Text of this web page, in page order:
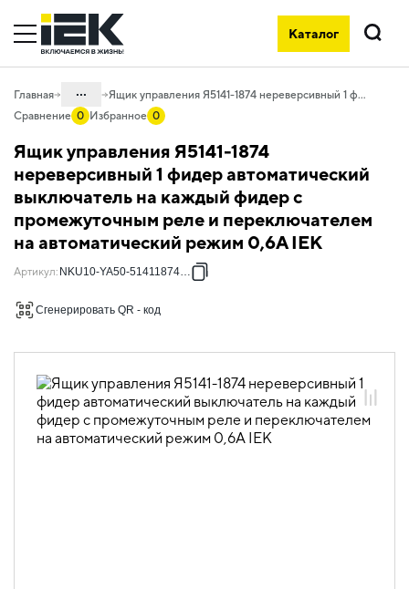
Каталог
Поиск
Главная ...
50. Типовые решения НКУ
50.10 Ящики управления
50.10.01 НКУ ящики управления
электродвигателями Я5000
Ящик управления Я5141-1874 нереверсивный 1 фидер автоматический выключатель на каждый фидер c промежуточным реле и переключателем на автоматический режим 0,6А IEK
Сравнение 0 Избранное 0
Ящик управления Я5141-1874
нереверсивный 1 фидер автоматический
выключатель на каждый фидер c
промежуточным реле и переключателем
на автоматический режим 0,6А IEK
Артикул: NKU10-YA50-51411874-01
Сгенерировать QR - код